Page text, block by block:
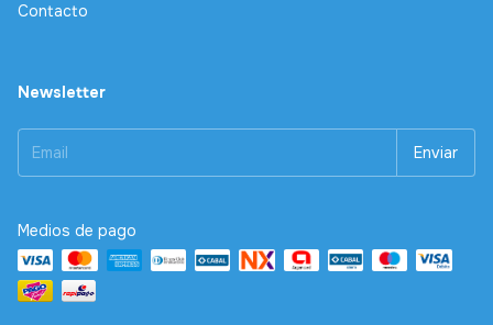
Contacto
Newsletter
Medios de pago